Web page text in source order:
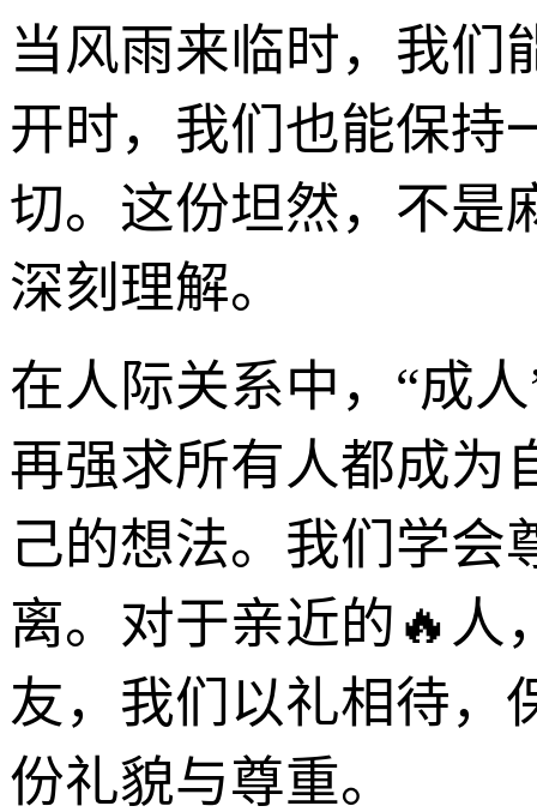
当风雨来临时，我们
开时，我们也能保持
切。这份坦然，不是
深刻理解。
在人际关系中，“成
再强求所有人都成为
己的想法。我们学会
离。对于亲近的🔥人
友，我们以礼相待，
份礼貌与尊重。